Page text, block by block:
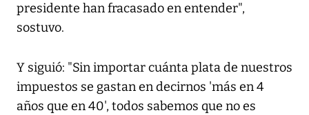
presidente han fracasado en entender",
sostuvo.
Y siguió: "Sin importar cuánta plata de nuestros
impuestos se gastan en decirnos 'más en 4
años que en 40', todos sabemos que no es